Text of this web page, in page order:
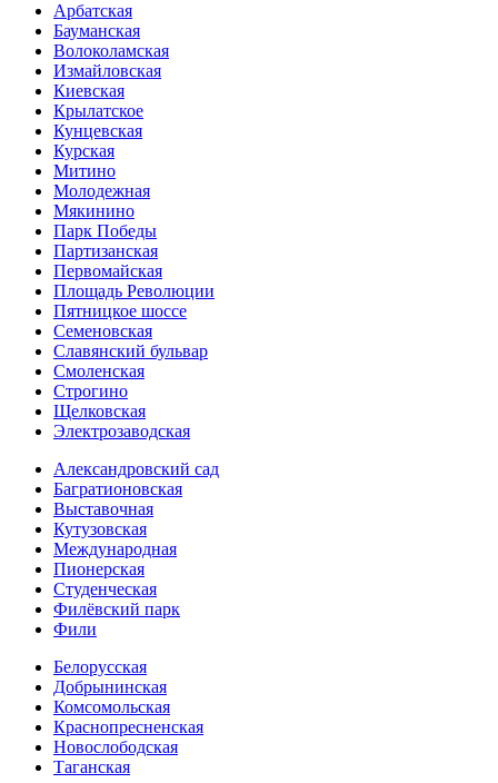
Арбатская
Бауманская
Волоколамская
Измайловская
Киевская
Крылатское
Кунцевская
Курская
Митино
Молодежная
Мякинино
Парк Победы
Партизанская
Первомайская
Площадь Революции
Пятницкое шоссе
Семеновская
Славянский бульвар
Смоленская
Строгино
Щелковская
Электро­заводская
Александ­ровский сад
Багратионовская
Выставочная
Кутузовская
Международная
Пионерская
Студенческая
Филёвский парк
Фили
Белорусская
Добрынинская
Комсо­мольская
Краснопресненская
Новослободская
Таганская